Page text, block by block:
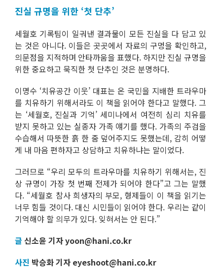
진실 규명을 위한 ‘첫 단추’
세월호 기록팀이 일궈낸 결과물이 모든 진실을 다 담고 있
는 것은 아니다. 이들은 곳곳에서 자료의 구멍을 확인하고,
의문점을 지적하며 안타까움을 표했다. 하지만 진실 규명을
위한 중요하고 묵직한 첫 단추인 것은 분명하다.
이명수 ‘치유공간 이웃’ 대표는 온 국민을 지배한 트라우마
를 치유하기 위해서라도 이 책을 읽어야 한다고 말했다. 그
는 ‘세월호, 진실과 기억’ 세미나에서 여전히 심리 치유를
받지 못하고 있는 실종자 가족 얘기를 했다. 가족의 주검을
수습해서 따뜻한 흙 한 줌 덮어주지도 못했는데, 감히 어떻
게 내 마음 편하자고 상담하고 치유하냐는 말이었다.
그러므로 “우리 모두의 트라우마를 치유하기 위해서는, 진
상 규명이 가장 첫 번째 전제가 되어야 한다”고 그는 말했
다. “세월호 참사 희생자의 부모, 형제들이 이 책을 읽기는
너무 힘들 것이다. 대신 시민들이 읽어야 한다. 우리는 같이
기억해야 할 의무가 있다. 잊혀서는 안 된다.”
글 신소윤 기자 yoon@hani.co.kr
사진 박승화 기자 eyeshoot@hani.co.kr